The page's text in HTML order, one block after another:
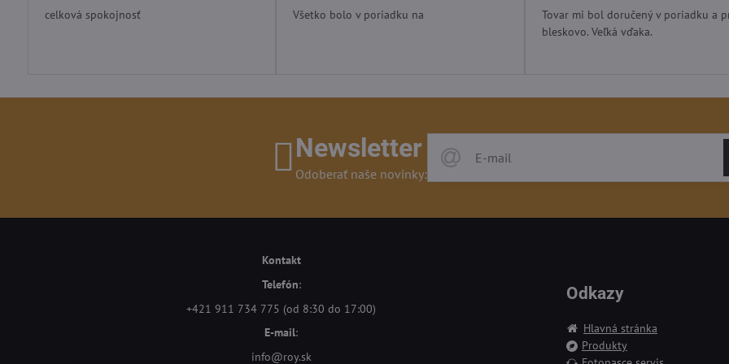
celková spokojnosť Všetko bolo v poriadku na
/
5
Tovar mi bol doručený v poriadku a
bleskovo. Veľká vďaka.
Newsletter
Odoberať naše novinky:
Kontakt
Telefón:
+421 911 734 775 (od 8:30 do 17:00)
E-mail:
info@roy.sk
Odkazy
Hlavná stránka
Produkty